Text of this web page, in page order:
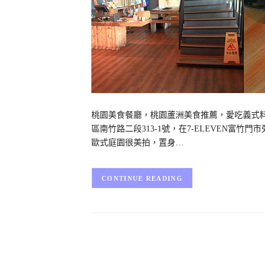
桃園美食餐廳，桃園蘆洲美食推薦，愛吃義
區南竹路二段313-1號，在7-ELEVEN富竹門
歐式庭園很美拍，置身…
CONTINUE READING